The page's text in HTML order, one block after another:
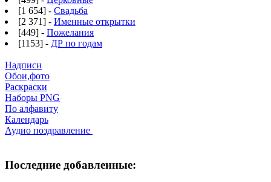
[1 654] - Свадьба
[2 371] - Именные открытки
[449] - Пожелания
[1153] - ДР по годам
Надписи
Обои,фото
Раскраски
Наборы PNG
По алфавиту
Календарь
Аудио поздравление
Последние добавленные: